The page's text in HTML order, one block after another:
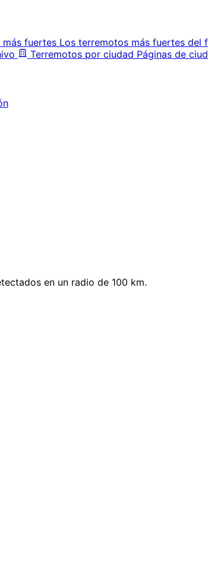
más fuertes Los terremotos más fuertes del
Terremotos por ciudad Páginas de
en un radio de 100 km.